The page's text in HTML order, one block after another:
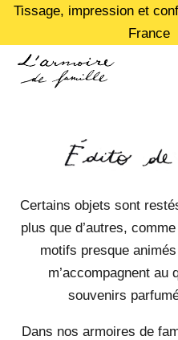
Tissage, impression et
France
Certains objets sont
plus que d’autres,
motifs presque
m’accompagnent au
souvenirs
Dans nos armoires de